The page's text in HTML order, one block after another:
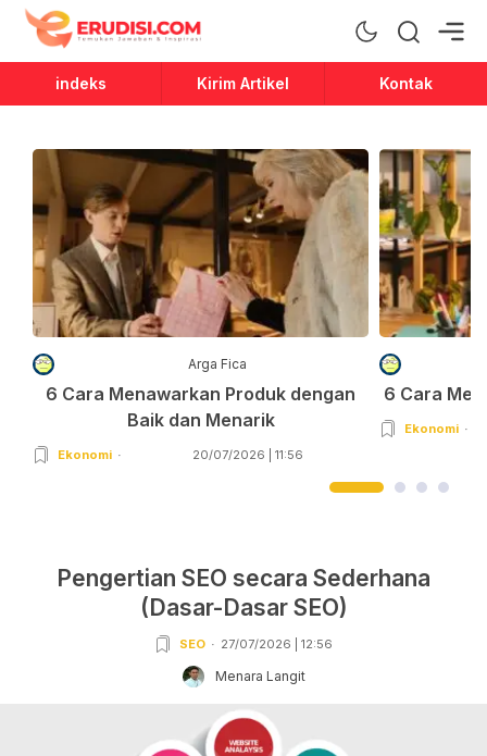
Erudisi
Temukan Jawaban dan Inspirasi
indeks Kirim Artikel Kontak
Arga Fica
6 Cara Menawarkan Produk dengan
Baik dan Menarik
Ekonomi 20/07/2026 | 11:56
6 Cara
Ekonomi
Pengertian SEO secara Sederhana
(Dasar-Dasar SEO)
SEO 27/07/2026 | 12:56
Menara Langit